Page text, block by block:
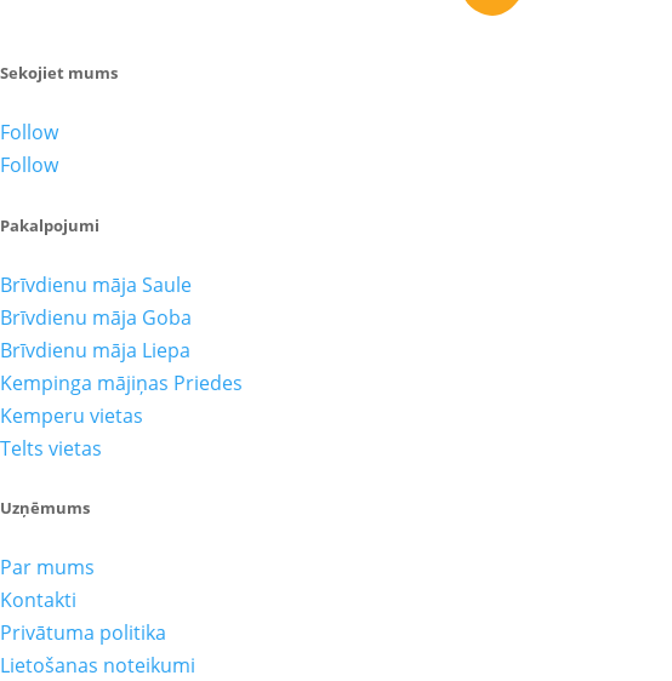
Sekojiet mums
Follow
Follow
Pakalpojumi
Brīvdienu māja Saule
Brīvdienu māja Goba
Brīvdienu māja Liepa
Kempinga mājiņas Priedes
Kemperu vietas
Telts vietas
Uzņēmums
Par mums
Kontakti
Privātuma politika
Lietošanas noteikumi